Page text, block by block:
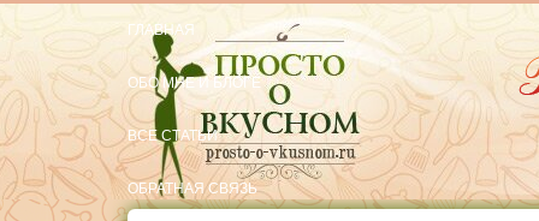
ГЛАВНАЯ
ОБО МНЕ И БЛОГЕ
ВСЕ СТАТЬИ
ОБРАТНАЯ СВЯЗЬ